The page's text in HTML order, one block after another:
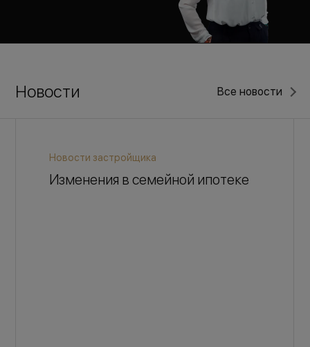
Новости Все новости
Новости застройщика
Изменения в семейной ипотеке